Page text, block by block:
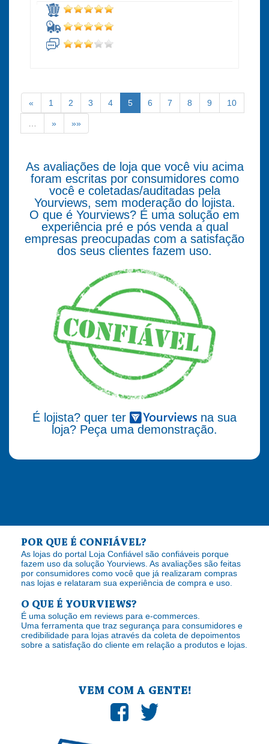
« 1 2 3 4 5 6 7 8 9 10
» »»
As avaliações de loja que você viu acima
foram escritas por consumidores como
você e coletadas/auditadas pela
Yourviews, sem moderação do lojista.
O que é Yourviews? É uma solução em
experiência pré e pós venda a qual
empresas preocupadas com a satisfação
dos seus clientes fazem uso.
É lojista? quer ter
na sua
loja? Peça uma demonstração.
POR QUE É CONFIÁVEL?
As lojas do portal Loja Confiável são confiáveis porque
fazem uso da solução Yourviews. As avaliações são feitas
por consumidores como você que já realizaram compras
nas lojas e relataram sua experiência de compra e uso.
O QUE É YOURVIEWS?
É uma solução em reviews para e-commerces.
Uma ferramenta que traz segurança para consumidores e
credibilidade para lojas através da coleta de depoimentos
sobre a satisfação do cliente em relação a produtos e lojas.
VEM COM A GENTE!